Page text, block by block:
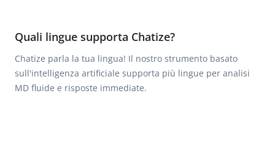
Quali lingue supporta Chatize?
Chatize parla la tua lingua! Il nostro strumento basato
sull'intelligenza artificiale supporta più lingue per analisi
MD fluide e risposte immediate.